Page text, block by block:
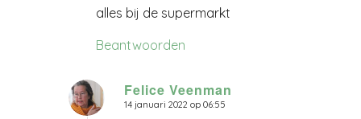
alles bij de supermarkt
Beantwoorden
Felice Veenman
zegt:
14 januari 2022 op 06:55